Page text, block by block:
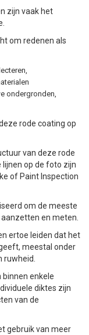
zijn vaak het
om redenen als
ondergronden,
rode coating op
van deze rode
lijnen op de foto zijn
of Paint Inspection
om de meeste
en meten.
ertoe leiden dat het
meestal onder
ruwheid.
binnen enkele
diktes zijn
van de
gebruik van meer